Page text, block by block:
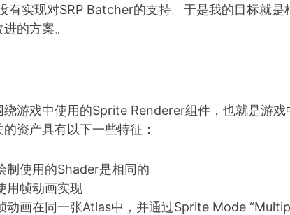
有实现对SRP Batcher的支持。于是我的目标就是
的方案。
游戏中使用的Sprite Renderer组件，也就是游戏
资产具有以下一些特征：
制使用的Shader是相同的
用帧动画实现
动画在同一张Atlas中，并通过Sprite Mode